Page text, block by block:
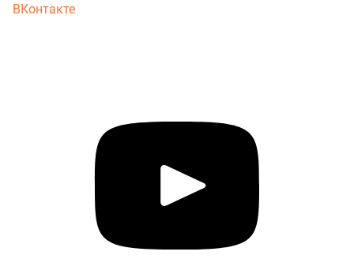
ВКонтакте